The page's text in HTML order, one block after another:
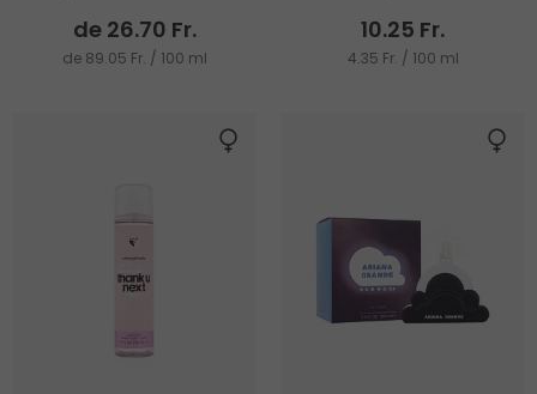
de 26.70 Fr.
de 89.05 Fr. / 100 ml
10.25 Fr.
4.35 Fr. / 100 ml